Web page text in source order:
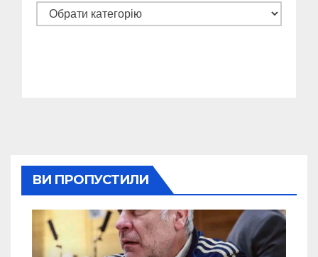
Категорії
ВИ ПРОПУСТИЛИ